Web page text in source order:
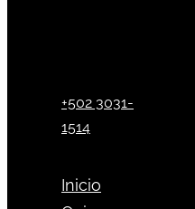
+502 3031-
1514
Inicio